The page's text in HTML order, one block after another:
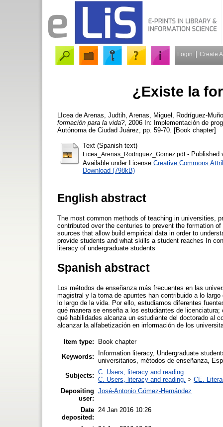
Login Create
¿Existe la
LIcea de Arenas, Judtih Arenas, Miguel
Rodríguez-
formación para la vida?, 2006 In: Implementación de
Autónoma de Ciudad Juárez, pp. 59-70. [Book chapter]
Text (Spanish text)
Licea_Arenas_Rodriguez_Gomez.pdf- Published
Available under License Creative Commons
Download (798kB)
English abstract
The most common methods of teaching in universities,
contributed over the centuries to prevent the formation
sources that allow build empirical data in order to
provide students and what skills a student reaches In
literacy of undergraduate students
Spanish abstract
Los métodos de enseñanza más frecuentes en las
magistral y la toma de apuntes han contribuido a lo
lo largo de la vida. Por ello, estudiamos diferentes
qué manera se enseña a los estudiantes de
qué habilidades alcanza un estudiante del doctorado al
alcanzar la alfabetización en información de los
Item type:
Book chapter
Keywords:
Information literacy, Undergraduate
universitarios, métodos de enseñanza,
Subjects: C. Users, literacy and reading.
C. Users, literacy and reading. > CE.
Depositing
user:
José-Antonio Gómez-Hernández
Date
deposited:
24 Jan 2016 10:26